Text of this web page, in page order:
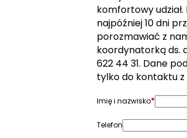
komfortowy
najpóźniej 10 dni
porozmawiać z
koordynatorką ds.
622 44 31. Dane
tylko do kontaktu z
Imię i nazwisko*
Telefon